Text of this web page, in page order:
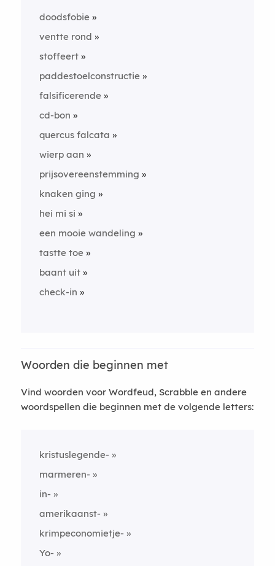
doodsfobie
ventte rond
stoffeert
paddestoelconstructie
falsificerende
cd-bon
quercus falcata
wierp aan
prijsovereenstemming
knaken ging
hei mi si
een mooie wandeling
tastte toe
baant uit
check-in
Woorden die beginnen met
Vind woorden voor Wordfeud, Scrabble en andere
woordspellen die beginnen met de volgende letters:
kristuslegende-
marmeren-
in-
amerikaanst-
krimpeconomietje-
Yo-